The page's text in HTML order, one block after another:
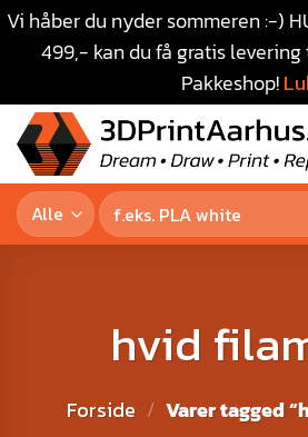
Vi håber du nyder sommeren :-)
499,- kan du få gratis
Pakkeshop!
hvid
Forside / Varer tagged